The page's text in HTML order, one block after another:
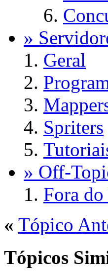
»
Geral
Spriters
» Off-
Fora
« Tópico
Tópicos